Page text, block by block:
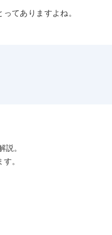
てありますよね。
。
。